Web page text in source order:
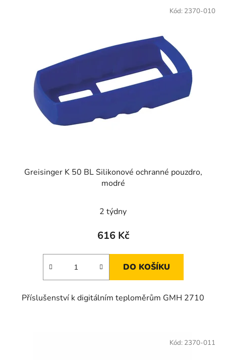
Greisinger K 50 BL Silikonové ochranné pouzdro,
modré
2 týdny
616 Kč
DO KOŠÍKU
Příslušenství k digitálním teploměrům GMH 2710
Kód: 2370-010
Kód: 2370-011